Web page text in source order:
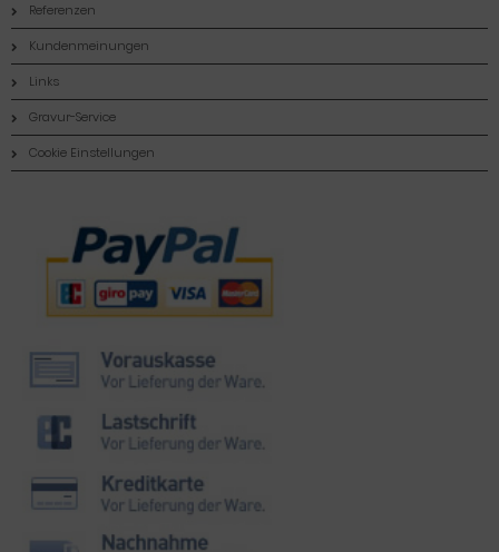
Referenzen
Kundenmeinungen
Links
Gravur-Service
Cookie Einstellungen
Zahlungsmethoden